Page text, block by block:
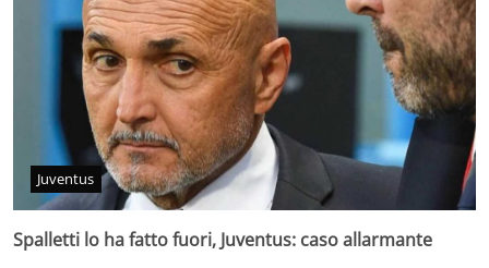
Juventus
Spalletti lo ha fatto fuori, Juventus: caso allarmante